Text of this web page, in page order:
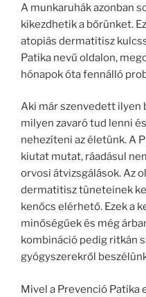
A munkaruhák azonban
kikezdhetik a bőrünket.
atopiás dermatitisz
Patika nevű oldalon,
hónapok óta fennálló
Aki már szenvedett ilyen
milyen zavaró tud lenni
nehezíteni az életünk. A
kiutat mutat, ráadásul
orvosi átvizsgálások. Az
dermatitisz tüneteinek
kenőcs elérhető. Ezek a
minőségűek és még
kombináció pedig ritkán
gyógyszerekről
Mivel a Prevenció Patika